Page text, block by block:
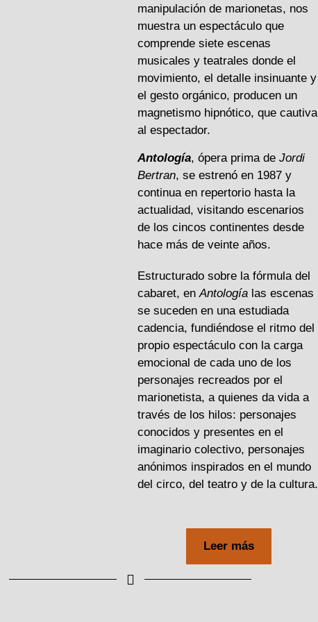
manipulación de marionetas, nos
muestra un espectáculo que
comprende siete escenas
musicales y teatrales donde el
movimiento, el detalle insinuante y
el gesto orgánico, producen un
magnetismo hipnótico, que cautiva
al espectador.
Antología, ópera prima deJordi
Bertran, se estrenó en 1987 y
continua en repertorio hasta la
actualidad, visitando escenarios
de los cincos continentes desde
hace más de veinte años.
Estructurado sobre la fórmula del
cabaret, enAntologíalas escenas
se suceden en una estudiada
cadencia, fundiéndose el ritmo del
propio espectáculo con la carga
emocional de cada uno de los
personajes recreados por el
marionetista, a quienes da vida a
través de los hilos: personajes
conocidos y presentes en el
imaginario colectivo, personajes
anónimos inspirados en el mundo
del circo, del teatro y de la cultura.
Leer más